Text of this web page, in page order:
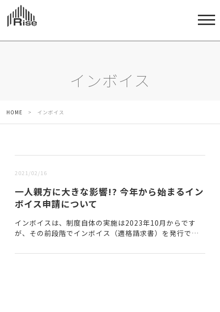
インボイス
HOME > インボイス
2021/02/16
一人親方に大きな影響!? 今年から始まるイン
ボイス申請について
インボイスは、制度自体の実施は2023年10月からです
が、その前段階でインボイス（適格請求書）を発行でき
登録の申請が今年2021年10月から始まります...